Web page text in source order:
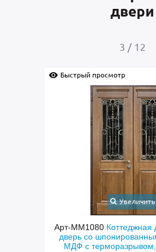
двери
4 / 12
Быстрый просмотр
Увеличить
Арт-ММ1080Коттеджная
дверь со шпонированными
МДФ с терморазрывом,